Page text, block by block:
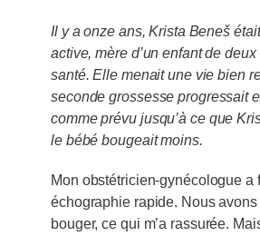
Il y a onze ans, Krista Beneš
active, mère d’un enfant de
santé. Elle menait une vie bien
seconde grossesse progressait
comme prévu jusqu’à ce que
le bébé bougeait moins.
Mon obstétricien-gynécologue a
échographie rapide. Nous
bouger, ce qui m’a rassurée.